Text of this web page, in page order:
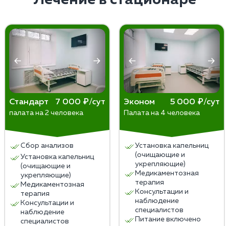
используемые при кодировке, помогают снижать
риски рецидивов. Эффективность кодировки
различается у разных пациентов, и результаты
зависят от степени зависимости и соблюдения
рекомендаций врача.
Стандарт 7 000 ₽/сут
палата на 2 человека
Сбор анализов
Установка капельниц
(очищающие и
укрепляющие)
Медикаментозная
терапия
Консультации и
наблюдение
специалистов
Эконом 5 000 ₽/сут
Палата на 4 человека
Установка капельниц
(очищающие и
укрепляющие)
Медикаментозная
терапия
Консультации и
наблюдение
специалистов
Питание включено